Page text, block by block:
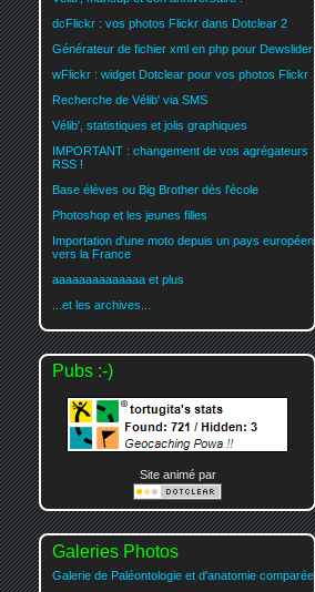
dcFlickr : vos photos Flickr dans Dotclear 2
Générateur de fichier xml en php pour Dewslider
wFlickr : widget Dotclear pour vos photos Flickr
Recherche de Vélib' via SMS
Vélib', statistiques et jolis graphiques
IMPORTANT : changement de vos agrégateurs
RSS !
Base élèves ou Big Brother dès l'école
Photoshop et les jeunes filles
Importation d'une moto depuis un pays européen
vers la France
aaaaaaaaaaaaaa et plus
...et les archives...
Pubs :-)
Site animé par
Galeries Photos
Galerie de Paléontologie et d'anatomie comparée